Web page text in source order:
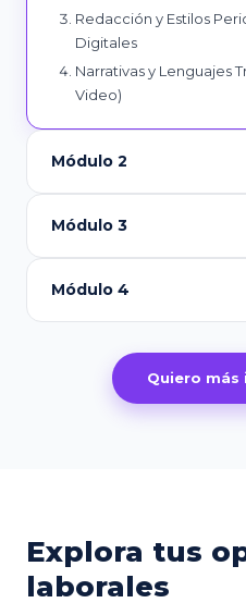
Redacción y Estilos
Digitales
Narrativas y Lenguajes
Video)
Módulo 2
Módulo 3
Módulo 4
Quiero
Explora tus
laborales